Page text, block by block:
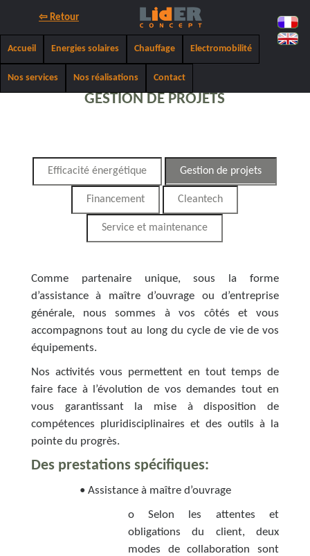
Accueil Energies solaires Chauffage Electromobilité
Nos services Nos réalisations Contact
⇦ Retour
GESTION DE PROJETS
Efficacité énergétique Gestion de projets
Financement Cleantech
Service et maintenance
Comme partenaire unique, sous la forme
d’assistance à maître d’ouvrage ou d’entreprise
générale, nous sommes à vos côtés et vous
accompagnons tout au long du cycle de vie de vos
équipements.
Nos activités vous permettent en tout temps de
faire face à l’évolution de vos demandes tout en
vous garantissant la mise à disposition de
compétences pluridisciplinaires et des outils à la
pointe du progrès.
Des prestations spécifiques:
• Assistance à maître d’ouvrage
o Selon les attentes et
obligations du client, deux
modes de collaboration sont